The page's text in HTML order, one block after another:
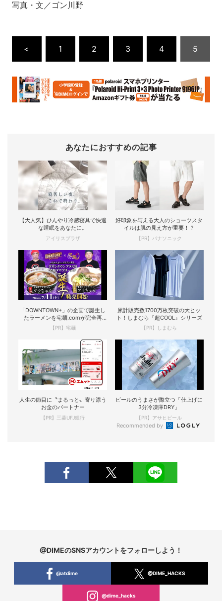
写真・文／ゴン川野
< 1 2 3 4 5
あなたにおすすめの記事
【大人気】ひんやり冷感寝具で快適
な睡眠をあなたに。
アイリスプラザ
好印象を与える大人のショーツスタ
イルは肌の見え方が重要！？
【PR】パナソニック
「DOWNTOWN+」の企画で誕生し
たラーメンを宅麺.comが完全再
現！
【PR】宅麺
累計販売数1700万枚突破の大ヒッ
ト！しまむら『超COOL』シリーズ
【PR】しまむら
人生の節目に〝まるっと〟寄り添う
お金のパートナー
【PR】三菱UFJ銀行
ビールのうまさが際立つ「仕上げに
3分冷凍庫DRY」
【PR】アサヒビール
Recommended by
@DIMEのSNSアカウントをフォローしよう！
@atdime @DIME_HACKS
@dime_hacks